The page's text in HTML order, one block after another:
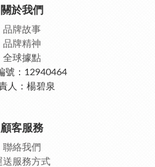
關於我們
品牌故事
品牌精神
全球據點
號：12940464
人：楊碧泉
顧客服務
聯絡我們
送服務方式